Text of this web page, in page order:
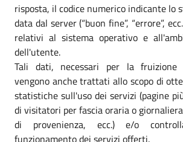
risposta, il codice numerico indicante lo
data dal server (“buon fine”, “errore”,
relativi al sistema operativo e
dell'utente.
Tali dati, necessari per la fruizione
vengono anche trattati allo scopo di
statistiche sull'uso dei servizi (pagine
di visitatori per fascia oraria o
di provenienza, ecc.) e/o
funzionamento dei servizi offerti.